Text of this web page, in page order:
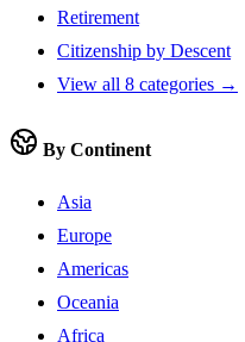
Retirement
Citizenship by Descent
View all 8 categories →
By Continent
Asia
Europe
Americas
Oceania
Africa